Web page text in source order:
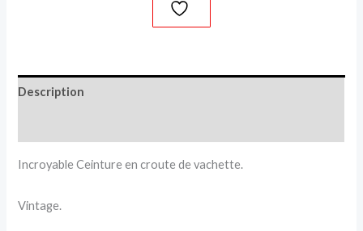
Description
Incroyable Ceinture en croute de vachette.
Vintage.